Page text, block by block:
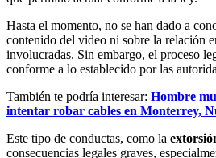
Hasta el momento, no se han dado a
contenido del video ni sobre la relación
involucradas. Sin embargo, el proceso
conforme a lo establecido por las
También te podría interesar: Hombre
intentar robar cables en Monterrey,
Este tipo de conductas, como la
consecuencias legales graves,